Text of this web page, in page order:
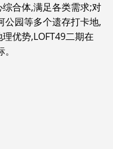
合体,满足各类需求;对
公园等多个遗存打卡地,
优势,LOFT49二期在